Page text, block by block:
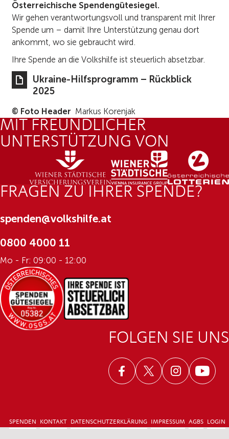
Österreichische Spendengütesiegel.
Wir gehen verantwortungsvoll und transparent mit Ihrer
Spende um – damit Ihre Unterstützung genau dort
ankommt, wo sie gebraucht wird.
Ihre Spende an die Volkshilfe ist steuerlich absetzbar.
Ukraine-Hilfsprogramm – Rückblick
2025
© Foto Header Markus Korenjak
MIT FREUNDLICHER
UNTERSTÜTZUNG VON
FRAGEN ZU IHRER SPENDE?
spenden@volkshilfe.at
0800 4000 11
Mo - Fr: 09:00 - 12:00
FOLGEN SIE UNS
FacebookTwitterInstagram
SPENDEN KONTAKT DATENSCHUTZERKLÄRUNG IMPRESSUM AGBS LOGIN